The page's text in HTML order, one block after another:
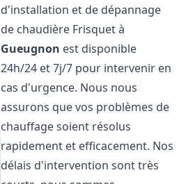
d'installation et de dépannage
de chaudière Frisquet à
Gueugnon est disponible
24h/24 et 7j/7 pour intervenir en
cas d'urgence. Nous nous
assurons que vos problèmes de
chauffage soient résolus
rapidement et efficacement. Nos
délais d'intervention sont très